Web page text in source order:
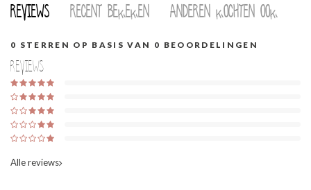
Reviews Recent bekeken Anderen kochten ook
0 STERREN OP BASIS VAN 0 BEOORDELINGEN
Reviews
Alle reviews